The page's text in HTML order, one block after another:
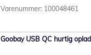
Varenummer: 100048461
Goobay USB QC hurtig